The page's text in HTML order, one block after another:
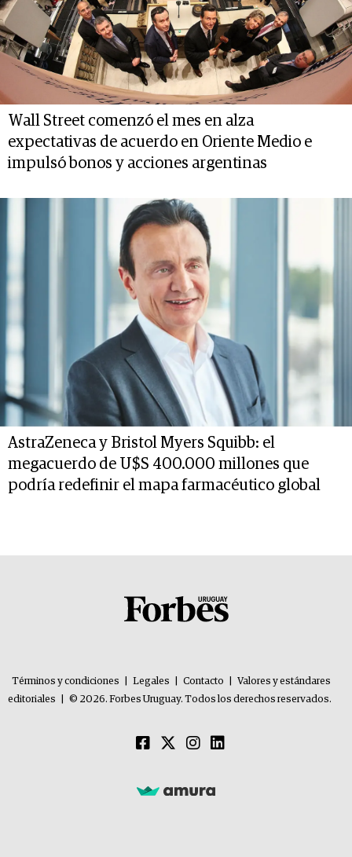
Wall Street comenzó el mes en alza
expectativas de acuerdo en Oriente Medio e
impulsó bonos y acciones argentinas
AstraZeneca y Bristol Myers Squibb: el
megacuerdo de U$S 400.000 millones que
podría redefinir el mapa farmacéutico global
Términos y condiciones Legales Contacto
Valores y estándares
editoriales
© 2026. Forbes Uruguay. Todos los derechos reservados.